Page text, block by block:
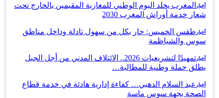
أخبار
المغرب يخلد اليوم الوطني للمغاربة المقيمين بالخارج تحت
شعار خدمة أوراش المغرب 2030
أخبار طقس الخميس: ﺣﺎﺭ بكل من سهول تادلة وداخل مناطق
سوس والشياظمة
أخبار
تمهيدًا لتشريعيات 2026.. الائتلاف المدني من أجل الجبل
يطلق حملة وطنية للمطالبة…
أخبار عبد السلام الدهبي… كفاءة إدارية هادئة في خدمة قطاع
الصحة بجهة سوس ماسة